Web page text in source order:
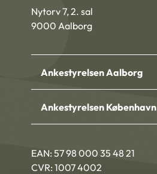
Nytorv 7, 2. sal
9000 Aalborg
Ankestyrelsen Aalborg
Ankestyrelsen København
EAN: 57 98 000 35 48 21
CVR: 1007 4002